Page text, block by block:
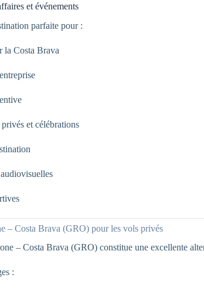
et événements
parfaite pour :
la Costa Brava
et célébrations
– Costa Brava (GRO) pour les vols privés
– Costa Brava (GRO) constitue une excellente
: